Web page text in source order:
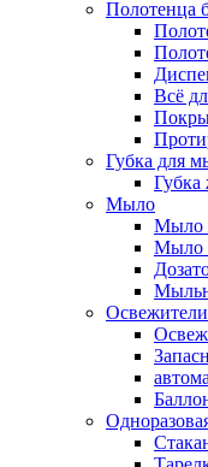
Полотенца
Всё
Губка для
Губка
Мыло
Мыло
Мыло
Освежители